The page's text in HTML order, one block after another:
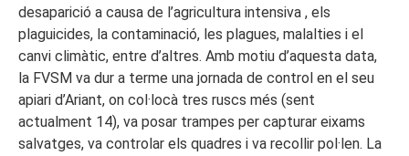
desaparició a causa de l’agricultura intensiva , els
plaguicides, la contaminació, les plagues, malalties i el
canvi climàtic, entre d’altres. Amb motiu d’aquesta data,
la FVSM va dur a terme una jornada de control en el seu
apiari d’Ariant, on col·locà tres ruscs més (sent
actualment 14), va posar trampes per capturar eixams
salvatges, va controlar els quadres i va recollir pol·len. La